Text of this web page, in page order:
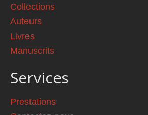
Collections
Auteurs
Livres
Manuscrits
Services
Prestations